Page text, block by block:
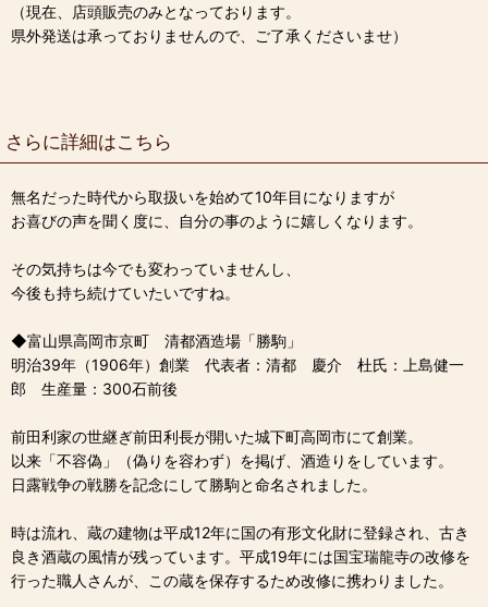
（現在、店頭販売のみとなっております。
県外発送は承っておりませんので、ご了承くださいませ）
さらに詳細はこちら
無名だった時代から取扱いを始めて10年目になりますが
お喜びの声を聞く度に、自分の事のように嬉しくなります。
その気持ちは今でも変わっていませんし、
今後も持ち続けていたいですね。
◆富山県高岡市京町 清都酒造場「勝駒」
明治39年（1906年）創業 代表者：清都 慶介 杜氏：上島健一
郎 生産量：300石前後
前田利家の世継ぎ前田利長が開いた城下町高岡市にて創業。
以来「不容偽」（偽りを容わず）を掲げ、酒造りをしています。
日露戦争の戦勝を記念にして勝駒と命名されました。
時は流れ、蔵の建物は平成12年に国の有形文化財に登録され、古き
良き酒蔵の風情が残っています。平成19年には国宝瑞龍寺の改修を
行った職人さんが、この蔵を保存するため改修に携わりました。